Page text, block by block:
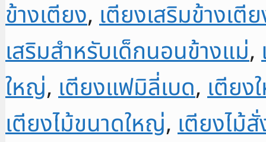
ข้างเตียง, เตียงเสริมข้างเตี
เสริมสำหรับเด็กนอนข้างแม่,
ใหญ่, เตียงแฟมิลี่เบด, เตียง
เตียงไม้ขนาดใหญ่, เตียงไม้